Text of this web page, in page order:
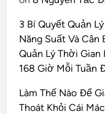
3 Bí Quyết Quản
Năng Suất Và Cân
Quản Lý Thời Gian
168 Giờ Mỗi Tuần
Làm Thế Nào Để
Thoát Khỏi Cái